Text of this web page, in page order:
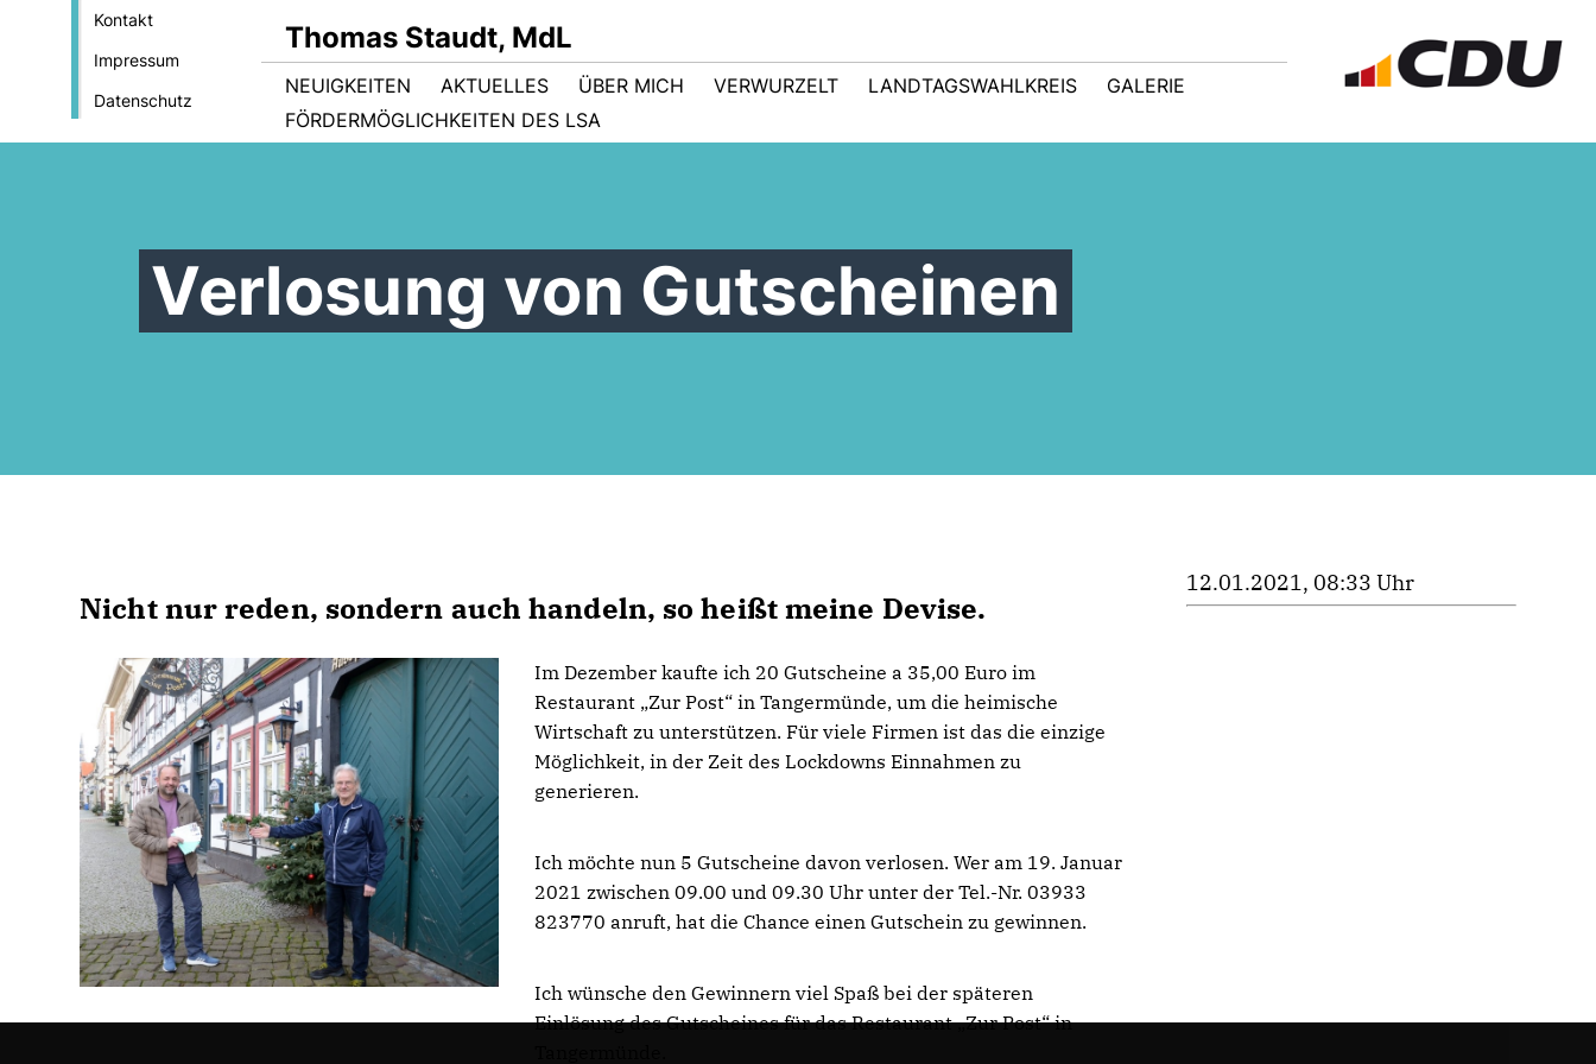
Kontakt
Impressum
Datenschutz
Thomas Staudt, MdL
NEUIGKEITEN AKTUELLES ÜBER MICH VERWURZELT LANDTAGSWAHLKREIS
GALERIE
FÖRDERMÖGLICHKEITEN DES LSA
Verlosung von Gutscheinen
Nicht nur reden, sondern auch handeln, so heißt meine Devise.
Im Dezember kaufte ich 20 Gutscheine a 35,00 Euro im
Restaurant „Zur Post“ in Tangermünde, um die heimische
Wirtschaft zu unterstützen. Für viele Firmen ist das die einzige
Möglichkeit, in der Zeit des Lockdowns Einnahmen zu
generieren.
Ich möchte nun 5 Gutscheine davon verlosen. Wer am 19. Januar
2021 zwischen 09.00 und 09.30 Uhr unter der Tel.-Nr. 03933
823770 anruft, hat die Chance einen Gutschein zu gewinnen.
Ich wünsche den Gewinnern viel Spaß bei der späteren
Einlösung des Gutscheines für das Restaurant „Zur Post“ in
12.01.2021, 08:33 Uhr